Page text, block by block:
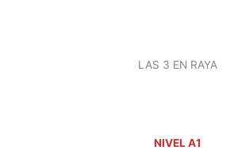
LAS 3 EN RAYA
NIVEL A1